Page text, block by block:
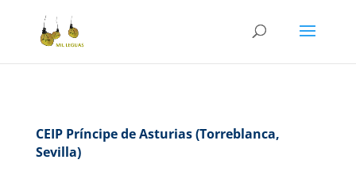
CEIP Príncipe de Asturias (Torreblanca,
Sevilla)